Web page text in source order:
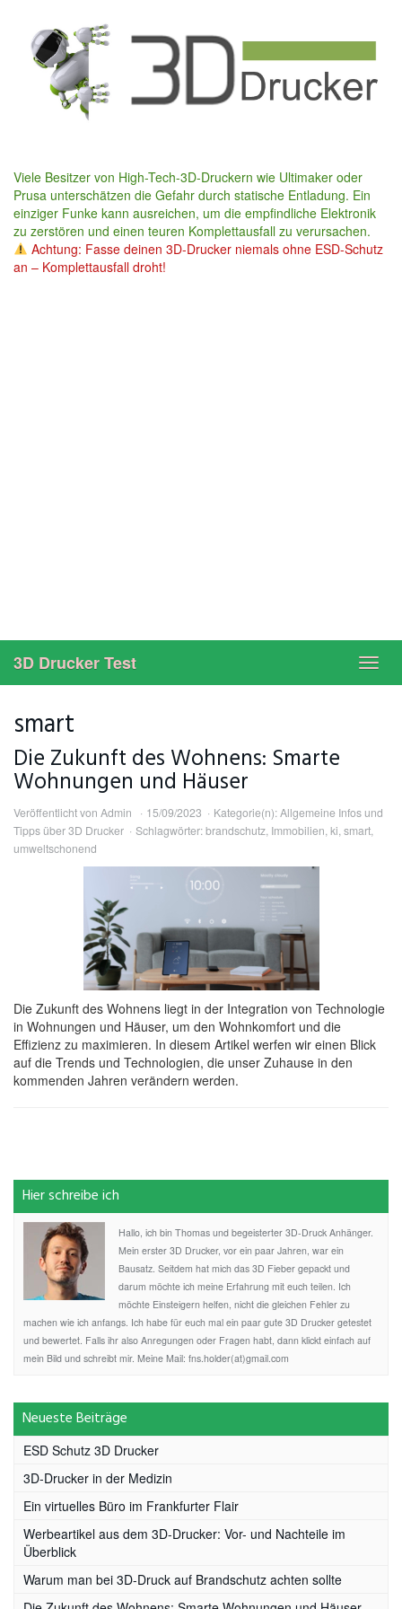
content
Viele Besitzer von High-Tech-3D-Druckern wie Ultimaker oder
Prusa unterschätzen die Gefahr durch statische Entladung. Ein
einziger Funke kann ausreichen, um die empfindliche Elektronik
zu zerstören und einen teuren Komplettausfall zu verursachen.
Achtung: Fasse deinen 3D-Drucker niemals ohne ESD-Schutz
an – Komplettausfall droht!
3D Drucker Test
smart
Die Zukunft des Wohnens: Smarte
Wohnungen und Häuser
Veröffentlicht von Admin 15/09/2023 Kategorie(n):Allgemeine Infos und
Tipps über 3D Drucker
Schlagwörter:brandschutz, Immobilien, ki, smart,
umweltschonend
Die Zukunft des Wohnens liegt in der Integration von Technologie
in Wohnungen und Häuser, um den Wohnkomfort und die
Effizienz zu maximieren. In diesem Artikel werfen wir einen Blick
auf die Trends und Technologien, die unser Zuhause in den
kommenden Jahren verändern werden.
Hier schreibe ich
Hallo, ich bin Thomas und begeisterter 3D-Druck Anhänger.
Mein erster 3D Drucker, vor ein paar Jahren, war ein
Bausatz. Seitdem hat mich das 3D Fieber gepackt und
darum möchte ich meine Erfahrung mit euch teilen. Ich
möchte Einsteigern helfen, nicht die gleichen Fehler zu
machen wie ich anfangs. Ich habe für euch mal ein paar gute 3D Drucker getestet
und bewertet. Falls ihr also Anregungen oder Fragen habt, dann klickt einfach auf
mein Bild und schreibt mir. Meine Mail: fns.holder(at)gmail.com
Neueste Beiträge
ESD Schutz 3D Drucker
3D-Drucker in der Medizin
Ein virtuelles Büro im Frankfurter Flair
Werbeartikel aus dem 3D-Drucker: Vor- und Nachteile im
Überblick
Warum man bei 3D-Druck auf Brandschutz achten sollte